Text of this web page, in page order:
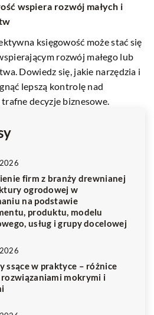
wspiera rozwój małych i
księgowość może stać się
rozwój małego lub
Dowiedz się, jakie narzędzia i
lepszą kontrolę nad
decyzje biznesowe.
firm z branży drewnianej
ogrodowej w
na podstawie
produktu, modelu
usług i grupy docelowej
ssące w praktyce – różnice
rozwiązaniami mokrymi i